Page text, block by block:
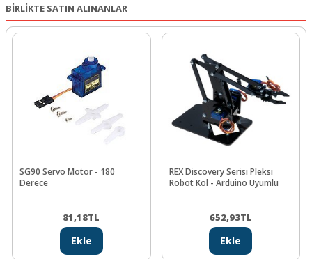
BİRLİKTE SATIN ALINANLAR
SG90 Servo Motor - 180
Derece
81,18TL
Ekle
REX Discovery Serisi Pleksi
Robot Kol - Arduino Uyumlu
652,93TL
Ekle